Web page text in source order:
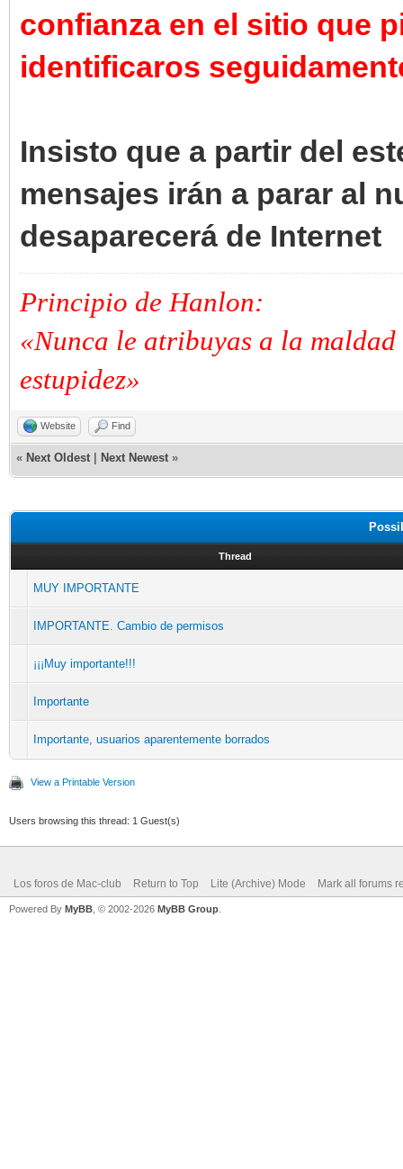
confianza en el sitio que
identificaros
Insisto que a partir del
mensajes irán a parar al
desaparecerá de Internet
Principio de Hanlon:
«Nunca le atribuyas a la
estupidez»
Website Find
« Next Oldest Next Newest »
Thread
MUY IMPORTANTE
IMPORTANTE. Cambio de permisos
¡¡¡Muy importante!!!
Importante
Importante, usuarios aparentemente borrados
View a Printable Version
Users browsing this thread: 1 Guest(s)
Los foros de Mac-club Return to Top Lite (Archive) Mode Mark all forums
Powered By MyBB , © 2002-2026 MyBB Group